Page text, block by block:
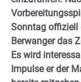
Sonntag offiziell
Berwanger das
Es wird
Impulse er der